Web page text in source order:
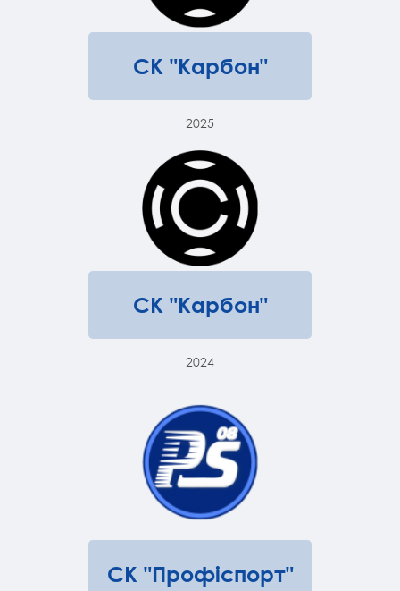
СК "Карбон"
2025
СК "Карбон"
2024
СК "Профіспорт"